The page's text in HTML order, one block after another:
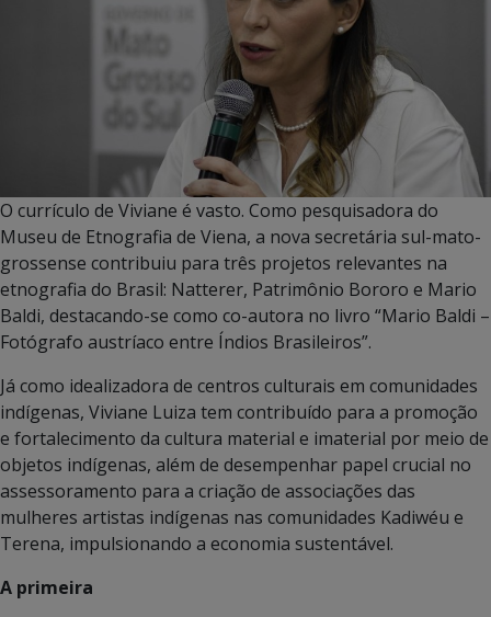
O currículo de Viviane é vasto. Como pesquisadora do
Museu de Etnografia de Viena, a nova secretária sul-mato-
grossense contribuiu para três projetos relevantes na
etnografia do Brasil: Natterer, Patrimônio Bororo e Mario
Baldi, destacando-se como co-autora no livro “Mario Baldi –
Fotógrafo austríaco entre Índios Brasileiros”.
Já como idealizadora de centros culturais em comunidades
indígenas, Viviane Luiza tem contribuído para a promoção
e fortalecimento da cultura material e imaterial por meio de
objetos indígenas, além de desempenhar papel crucial no
assessoramento para a criação de associações das
mulheres artistas indígenas nas comunidades Kadiwéu e
Terena, impulsionando a economia sustentável.
A primeira